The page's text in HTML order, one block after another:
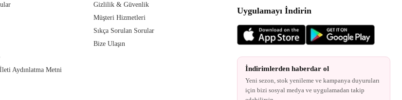
Aydınlatma Metni
Gizlilik & Güvenlik
Müşteri Hizmetleri
Sıkça Sorulan Sorular
Bize Ulaşın
Uygulamayı İndirin
İndirimlerden haberdar ol
Yeni sezon, stok yenileme ve kampanya duyuruları
için bizi sosyal medya ve uygulamadan takip